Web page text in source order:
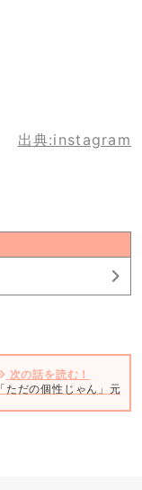
出典:instagram
次の話を読む！
「ただの個性じゃん」元